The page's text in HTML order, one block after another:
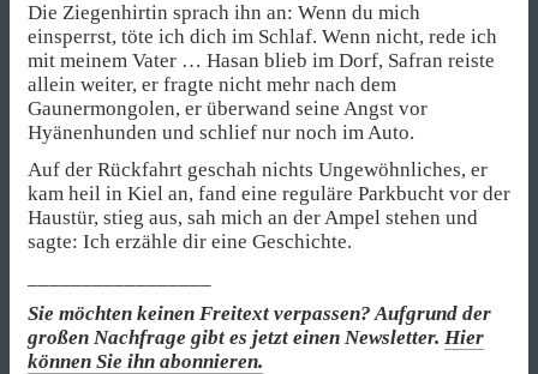
Die Ziegenhirtin sprach ihn an: Wenn du mich
einsperrst, töte ich dich im Schlaf. Wenn nicht, rede ich
mit meinem Vater … Hasan blieb im Dorf, Safran reiste
allein weiter, er fragte nicht mehr nach dem
Gaunermongolen, er überwand seine Angst vor
Hyänenhunden und schlief nur noch im Auto.
Auf der Rückfahrt geschah nichts Ungewöhnliches, er
kam heil in Kiel an, fand eine reguläre Parkbucht vor der
Haustür, stieg aus, sah mich an der Ampel stehen und
sagte: Ich erzähle dir eine Geschichte.
Sie möchten keinen Freitext verpassen? Aufgrund der
großen Nachfrage gibt es jetzt einen Newsletter. Hier
können Sie ihn abonnieren.